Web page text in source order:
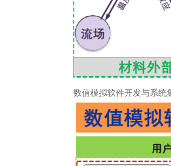
数值模拟软件开发与系统